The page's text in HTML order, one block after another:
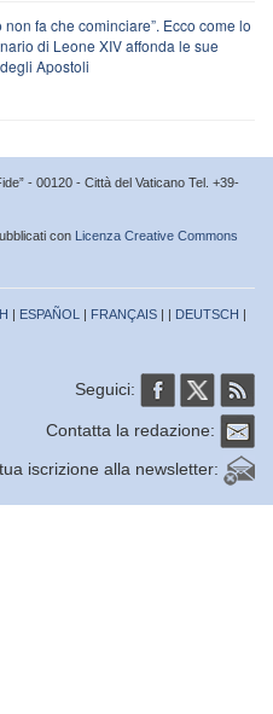
non fa che cominciare”. Ecco come lo
di Leone XIV affonda le sue
Apostoli
- 00120 - Città del Vaticano Tel. +39-
con Licenza Creative Commons
| ESPAÑOL | FRANÇAIS | | DEUTSCH |
Seguici:
Contatta la redazione:
iscrizione alla newsletter: